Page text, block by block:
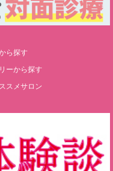
ら探す
ーから探す
スメサロン